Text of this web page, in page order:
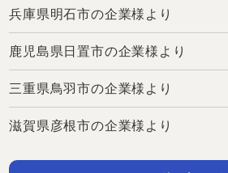
兵庫県明石市の企業様より
鹿児島県日置市の企業様より
三重県鳥羽市の企業様より
滋賀県彦根市の企業様より